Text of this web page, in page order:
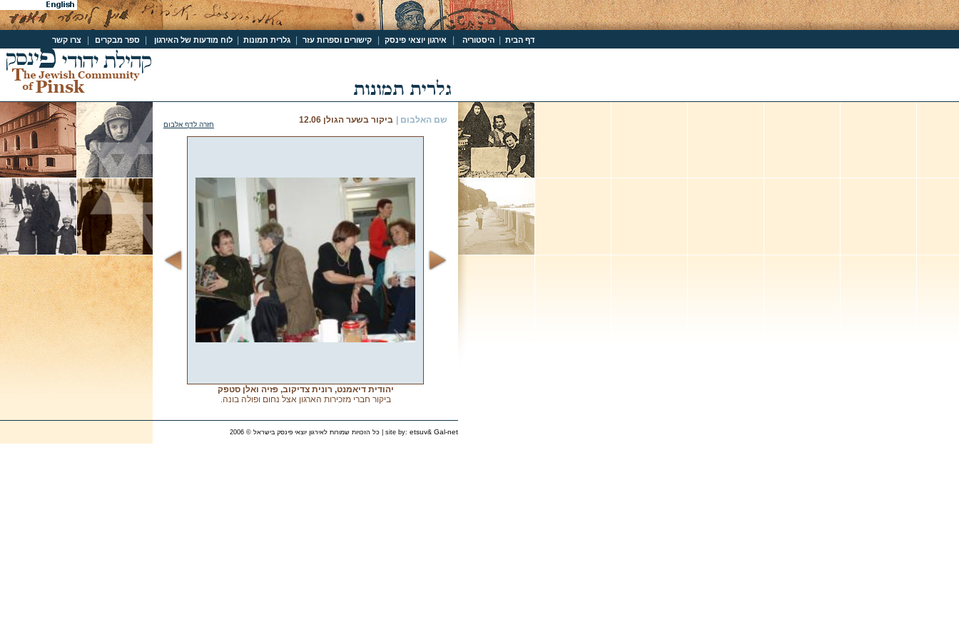
דף הבית היסטוריה אירגון יוצאי פינסק קישורים וספרות עזר גלרית תמונות לוח מודעות של האירגון ספר מבקרים צרו קשר
שם האלבום | ביקור בשער הגולן 12.06 חזרה לדף אלבום
יהודית דיאמנט, רונית צדיקוב, פזיה ואלן סטפק
ביקור חברי מזכירות הארגון אצל נחום ופולה בונה.
כל הזכויות שמורות לאירגון יוצאי פינסק בישראל © 2006 | site by: etsuv& Gal-net